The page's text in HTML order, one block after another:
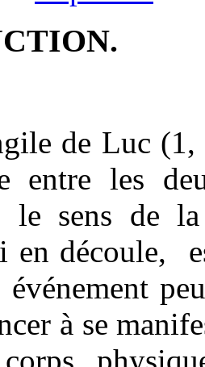
de Luc
entre les
le sens de
en découle,
à se